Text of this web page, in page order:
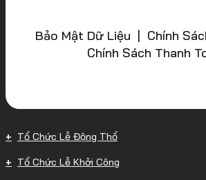
Bảo Mật Dữ Liệu | Chính
Chính Sách Thanh
Tổ Chức Lễ Động Thổ
Tổ Chức Lễ Khởi Công